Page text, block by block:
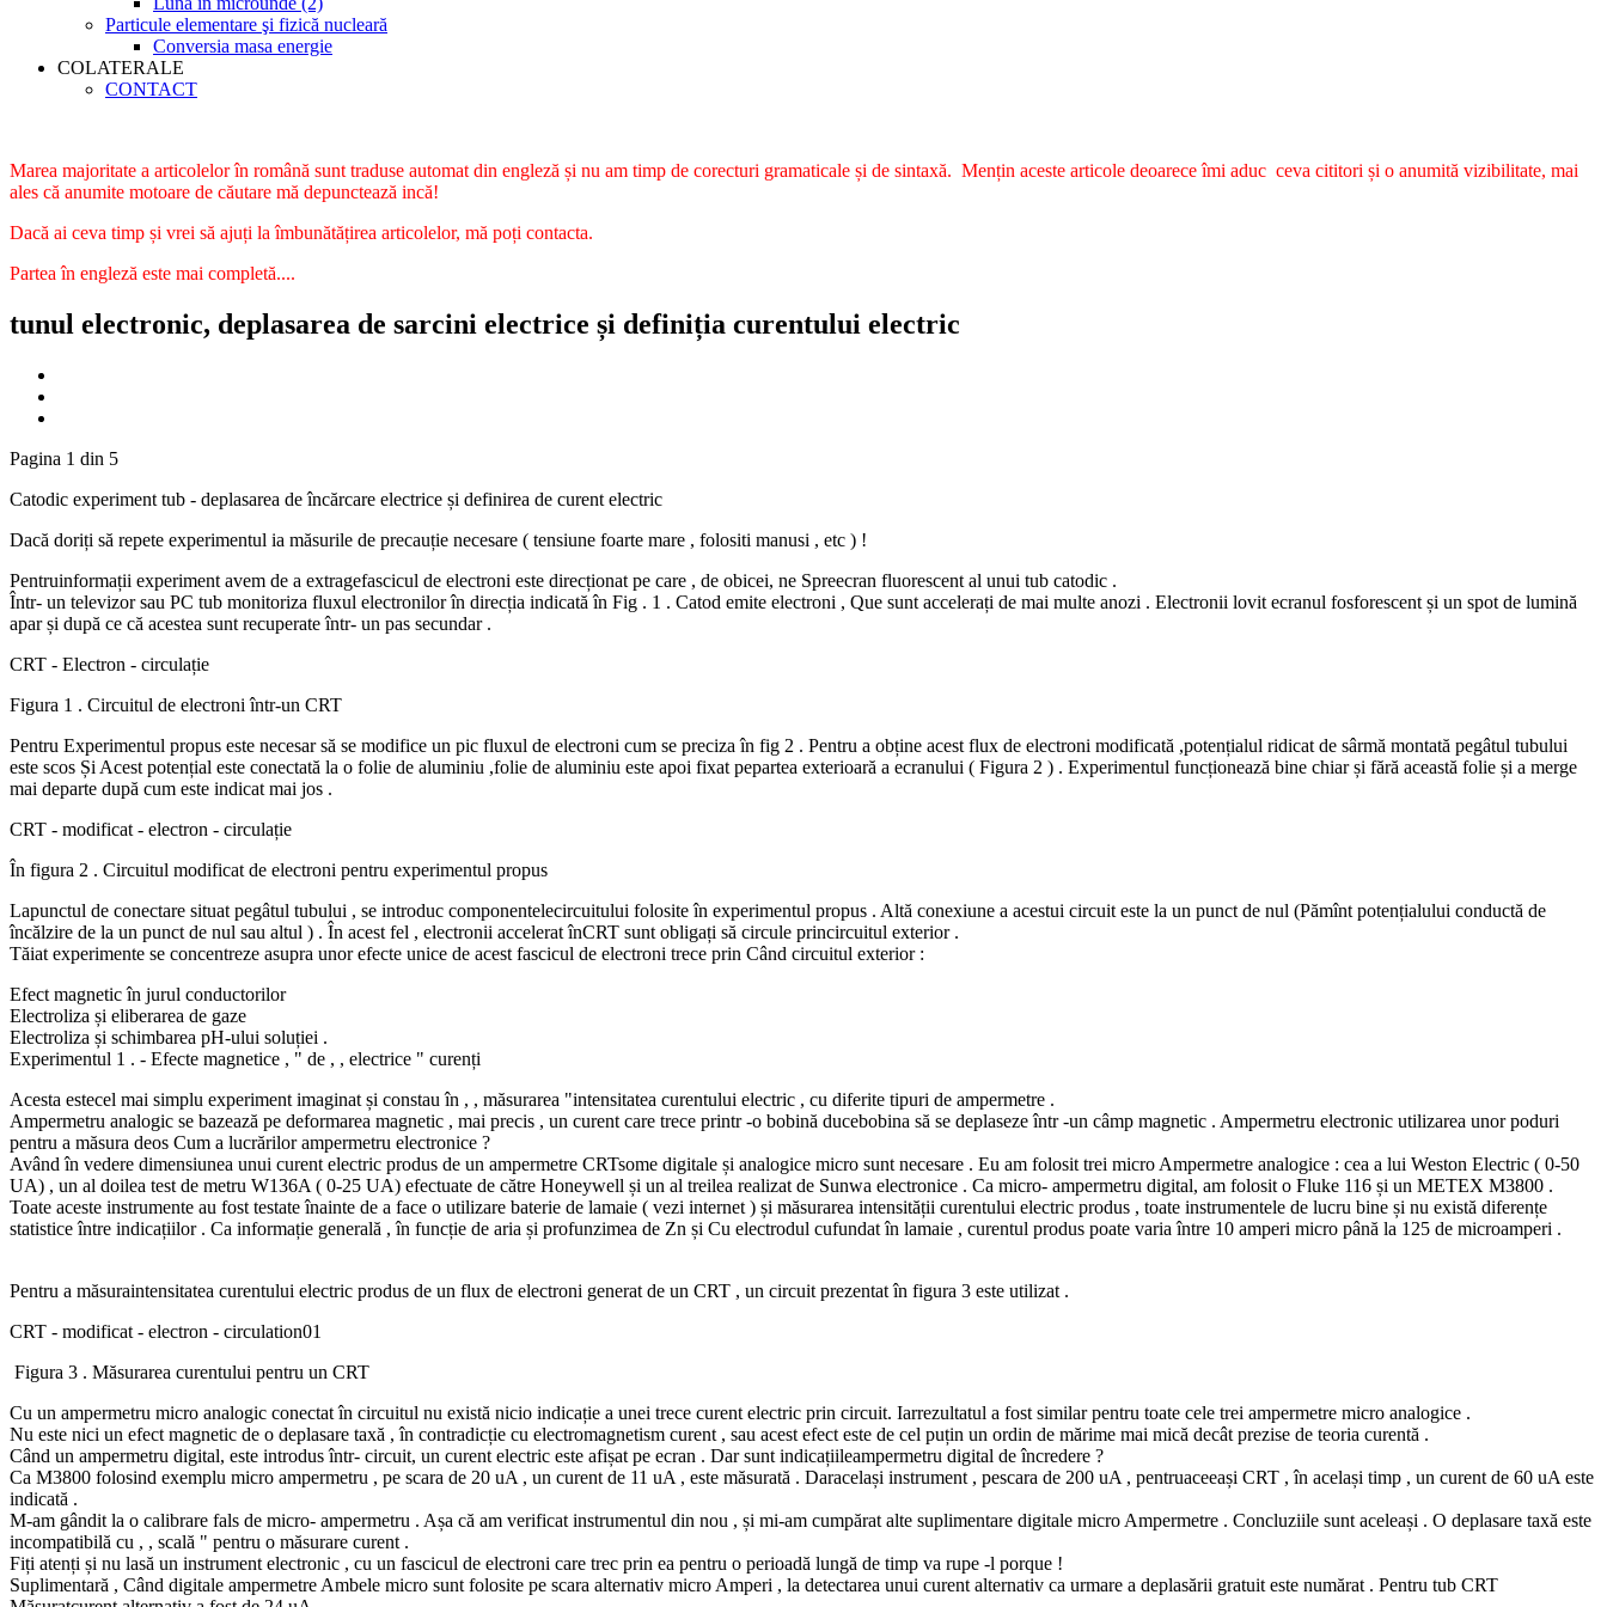
Particule elementare şi fizică nucleară
Conversia masa energie
COLATERALE
CONTACT
Marea majoritate a articolelor în română sunt traduse automat din engleză și nu am timp de corecturi gramaticale și de sintaxă. Mențin aceste articole deoarece îmi aduc ceva cititori și o anumită vizibilitate, mai
ales că anumite motoare de căutare mă depunctează incă!
Dacă ai ceva timp și vrei să ajuți la îmbunătățirea articolelor, mă poți contacta.
Partea în engleză este mai completă....
tunul electronic, deplasarea de sarcini electrice și definiția curentului electric
Pagina 1 din 5
Catodic experiment tub - deplasarea de încărcare electrice și definirea de curent electric
Dacă doriți să repete experimentul ia măsurile de precauție necesare ( tensiune foarte mare , folositi manusi , etc ) !
Pentruinformații experiment avem de a extragefascicul de electroni este direcționat pe care , de obicei, ne Spreecran fluorescent al unui tub catodic .
Într- un televizor sau PC tub monitoriza fluxul electronilor în direcția indicată în Fig . 1 . Catod emite electroni , Que sunt accelerați de mai multe anozi . Electronii lovit ecranul fosforescent și un spot de lumină
apar și după ce că acestea sunt recuperate într- un pas secundar .
CRT - Electron - circulație
Figura 1 . Circuitul de electroni într-un CRT
Pentru Experimentul propus este necesar să se modifice un pic fluxul de electroni cum se preciza în fig 2 . Pentru a obține acest flux de electroni modificată ,potențialul ridicat de sârmă montată pegâtul tubului
este scos Și Acest potențial este conectată la o folie de aluminiu ,folie de aluminiu este apoi fixat pepartea exterioară a ecranului ( Figura 2 ) . Experimentul funcționează bine chiar și fără această folie și a merge
mai departe după cum este indicat mai jos .
CRT - modificat - electron - circulație
În figura 2 . Circuitul modificat de electroni pentru experimentul propus
Lapunctul de conectare situat pegâtul tubului , se introduc componentelecircuitului folosite în experimentul propus . Altă conexiune a acestui circuit este la un punct de nul (Pămînt potențialului conductă de
încălzire de la un punct de nul sau altul ) . În acest fel , electronii accelerat înCRT sunt obligați să circule princircuitul exterior .
Tăiat experimente se concentreze asupra unor efecte unice de acest fascicul de electroni trece prin Când circuitul exterior :
Efect magnetic în jurul conductorilor
Electroliza și eliberarea de gaze
Electroliza și schimbarea pH-ului soluției .
Experimentul 1 . - Efecte magnetice , " de , , electrice " curenți
Acesta estecel mai simplu experiment imaginat și constau în , , măsurarea "intensitatea curentului electric , cu diferite tipuri de ampermetre .
Ampermetru analogic se bazează pe deformarea magnetic , mai precis , un curent care trece printr -o bobină ducebobina să se deplaseze într -un câmp magnetic . Ampermetru electronic utilizarea unor poduri
pentru a măsura deos Cum a lucrărilor ampermetru electronice ?
Având în vedere dimensiunea unui curent electric produs de un ampermetre CRTsome digitale și analogice micro sunt necesare . Eu am folosit trei micro Ampermetre analogice : cea a lui Weston Electric ( 0-50
UA) , un al doilea test de metru W136A ( 0-25 UA) efectuate de către Honeywell și un al treilea realizat de Sunwa electronice . Ca micro- ampermetru digital, am folosit o Fluke 116 și un METEX M3800 .
Toate aceste instrumente au fost testate înainte de a face o utilizare baterie de lamaie ( vezi internet ) și măsurarea intensității curentului electric produs , toate instrumentele de lucru bine și nu există diferențe
statistice între indicațiilor . Ca informație generală , în funcție de aria și profunzimea de Zn și Cu electrodul cufundat în lamaie , curentul produs poate varia între 10 amperi micro până la 125 de microamperi .
Pentru a măsuraintensitatea curentului electric produs de un flux de electroni generat de un CRT , un circuit prezentat în figura 3 este utilizat .
CRT - modificat - electron - circulation01
Figura 3 . Măsurarea curentului pentru un CRT
Cu un ampermetru micro analogic conectat în circuitul nu există nicio indicație a unei trece curent electric prin circuit. Iarrezultatul a fost similar pentru toate cele trei ampermetre micro analogice .
Nu este nici un efect magnetic de o deplasare taxă , în contradicție cu electromagnetism curent , sau acest efect este de cel puțin un ordin de mărime mai mică decât prezise de teoria curentă .
Când un ampermetru digital, este introdus într- circuit, un curent electric este afișat pe ecran . Dar sunt indicațiileampermetru digital de încredere ?
Ca M3800 folosind exemplu micro ampermetru , pe scara de 20 uA , un curent de 11 uA , este măsurată . Daracelași instrument , pescara de 200 uA , pentruaceeași CRT , în același timp , un curent de 60 uA este
indicată .
M-am gândit la o calibrare fals de micro- ampermetru . Așa că am verificat instrumentul din nou , și mi-am cumpărat alte suplimentare digitale micro Ampermetre . Concluziile sunt aceleași . O deplasare taxă este
incompatibilă cu , , scală " pentru o măsurare curent .
Fiți atenți și nu lasă un instrument electronic , cu un fascicul de electroni care trec prin ea pentru o perioadă lungă de timp va rupe -l porque !
Suplimentară , Când digitale ampermetre Ambele micro sunt folosite pe scara alternativ micro Amperi , la detectarea unui curent alternativ ca urmare a deplasării gratuit este numărat . Pentru tub CRT